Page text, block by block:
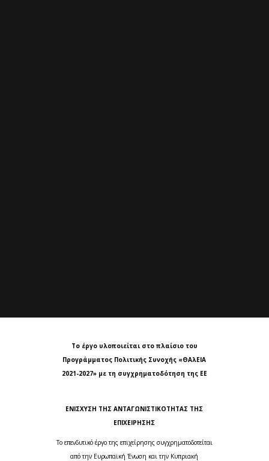
Το έργο υλοποιείται στο πλαίσιο του
Προγράμματος Πολιτικής Συνοχής «ΘΑλΕΙΑ
2021-2027» με τη συγχρηματοδότηση της ΕΕ
ΕΝΙΣΧΥΣΗ ΤΗΣ ΑΝΤΑΓΩΝΙΣΤΙΚΟΤΗΤΑΣ ΤΗΣ
ΕΠΙΧΕΙΡΗΣΗΣ
Το επενδυτικό έργο της επιχείρησης συγχρηματοδοτείται
από την Ευρωπαϊκή Ένωση και την Κυπριακή